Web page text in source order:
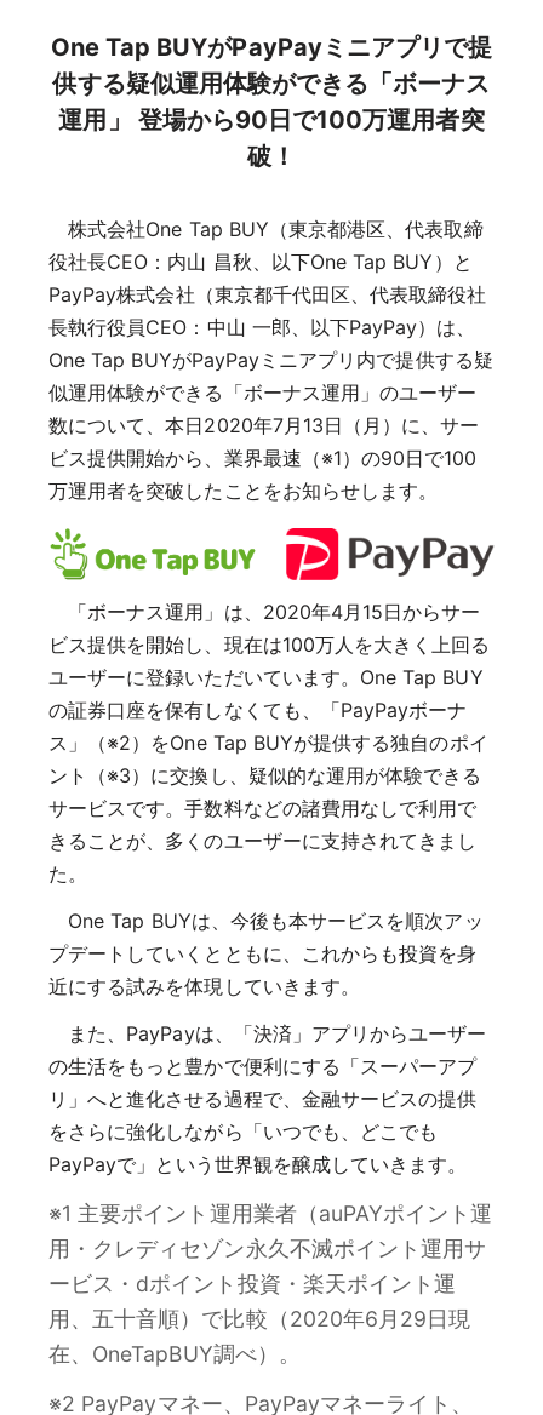
One Tap BUYがPayPayミニアプリで提
供する疑似運用体験ができる「ボーナス
運用」 登場から90日で100万運用者突
破！
株式会社One Tap BUY（東京都港区、代表取締
役社長CEO：内山 昌秋、以下One Tap BUY）と
PayPay株式会社（東京都千代田区、代表取締役社
長執行役員CEO：中山 一郎、以下PayPay）は、
One Tap BUYがPayPayミニアプリ内で提供する疑
似運用体験ができる「ボーナス運用」のユーザー
数について、本日2020年7月13日（月）に、サー
ビス提供開始から、業界最速（※1）の90日で100
万運用者を突破したことをお知らせします。
「ボーナス運用」は、2020年4月15日からサー
ビス提供を開始し、現在は100万人を大きく上回る
ユーザーに登録いただいています。One Tap BUY
の証券口座を保有しなくても、「PayPayボーナ
ス」（※2）をOne Tap BUYが提供する独自のポイ
ント（※3）に交換し、疑似的な運用が体験できる
サービスです。手数料などの諸費用なしで利用で
きることが、多くのユーザーに支持されてきまし
た。
One Tap BUYは、今後も本サービスを順次アッ
プデートしていくとともに、これからも投資を身
近にする試みを体現していきます。
また、PayPayは、「決済」アプリからユーザー
の生活をもっと豊かで便利にする「スーパーアプ
リ」へと進化させる過程で、金融サービスの提供
をさらに強化しながら「いつでも、どこでも
PayPayで」という世界観を醸成していきます。
※1 主要ポイント運用業者（auPAYポイント運
用・クレディセゾン永久不滅ポイント運用サ
ービス・dポイント投資・楽天ポイント運
用、五十音順）で比較（2020年6月29日現
在、OneTapBUY調べ）。
※2 PayPayマネー、PayPayマネーライト、